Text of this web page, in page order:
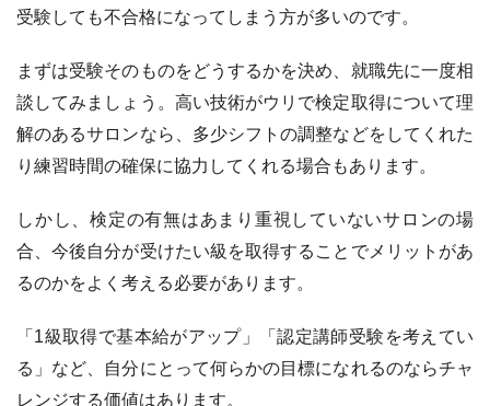
受験しても不合格になってしまう方が多いのです。
まずは受験そのものをどうするかを決め、就職先に一度相
談してみましょう。高い技術がウリで検定取得について理
解のあるサロンなら、多少シフトの調整などをしてくれた
り練習時間の確保に協力してくれる場合もあります。
しかし、検定の有無はあまり重視していないサロンの場
合、今後自分が受けたい級を取得することでメリットがあ
るのかをよく考える必要があります。
「1級取得で基本給がアップ」「認定講師受験を考えてい
る」など、自分にとって何らかの目標になれるのならチャ
レンジする価値はあります。